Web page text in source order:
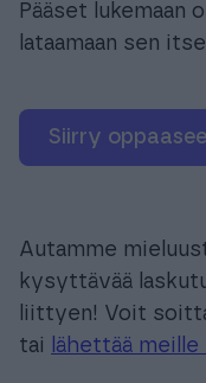
Pääset lukemaan
lataamaan sen
Siirry
Autamme
kysyttävää
liittyen! Voit
tai
lähettää